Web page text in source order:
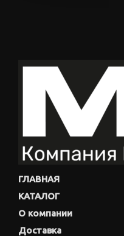
ГЛАВНАЯ
КАТАЛОГ
О компании
Доставка